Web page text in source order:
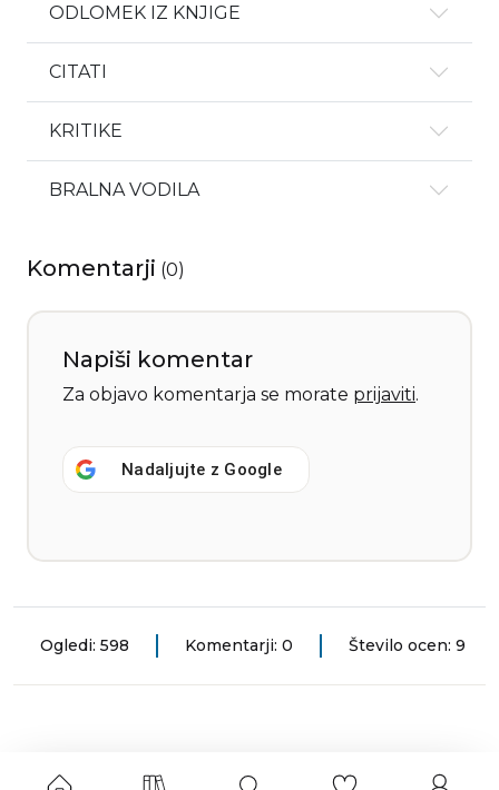
ODLOMEK IZ KNJIGE
CITATI
KRITIKE
BRALNA VODILA
Komentarji (0)
Napiši komentar
Za objavo komentarja se morate prijaviti.
Nadaljujte z Google
Ogledi: 598 Komentarji: 0 Število ocen: 9